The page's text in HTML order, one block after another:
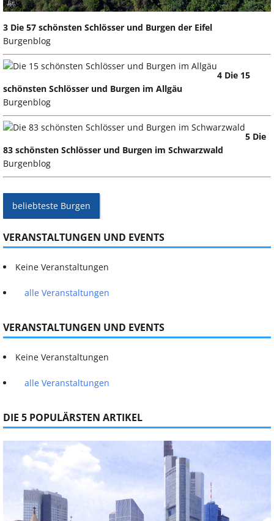
3 Die 57 schönsten Schlösser und Burgen der Eifel
Burgenblog
4 Die 15
schönsten Schlösser und Burgen im Allgäu
Burgenblog
5 Die
83 schönsten Schlösser und Burgen im Schwarzwald
Burgenblog
beliebteste Burgen
VERANSTALTUNGEN UND EVENTS
Keine Veranstaltungen
alle Veranstaltungen
VERANSTALTUNGEN UND EVENTS
Keine Veranstaltungen
alle Veranstaltungen
DIE 5 POPULÄRSTEN ARTIKEL